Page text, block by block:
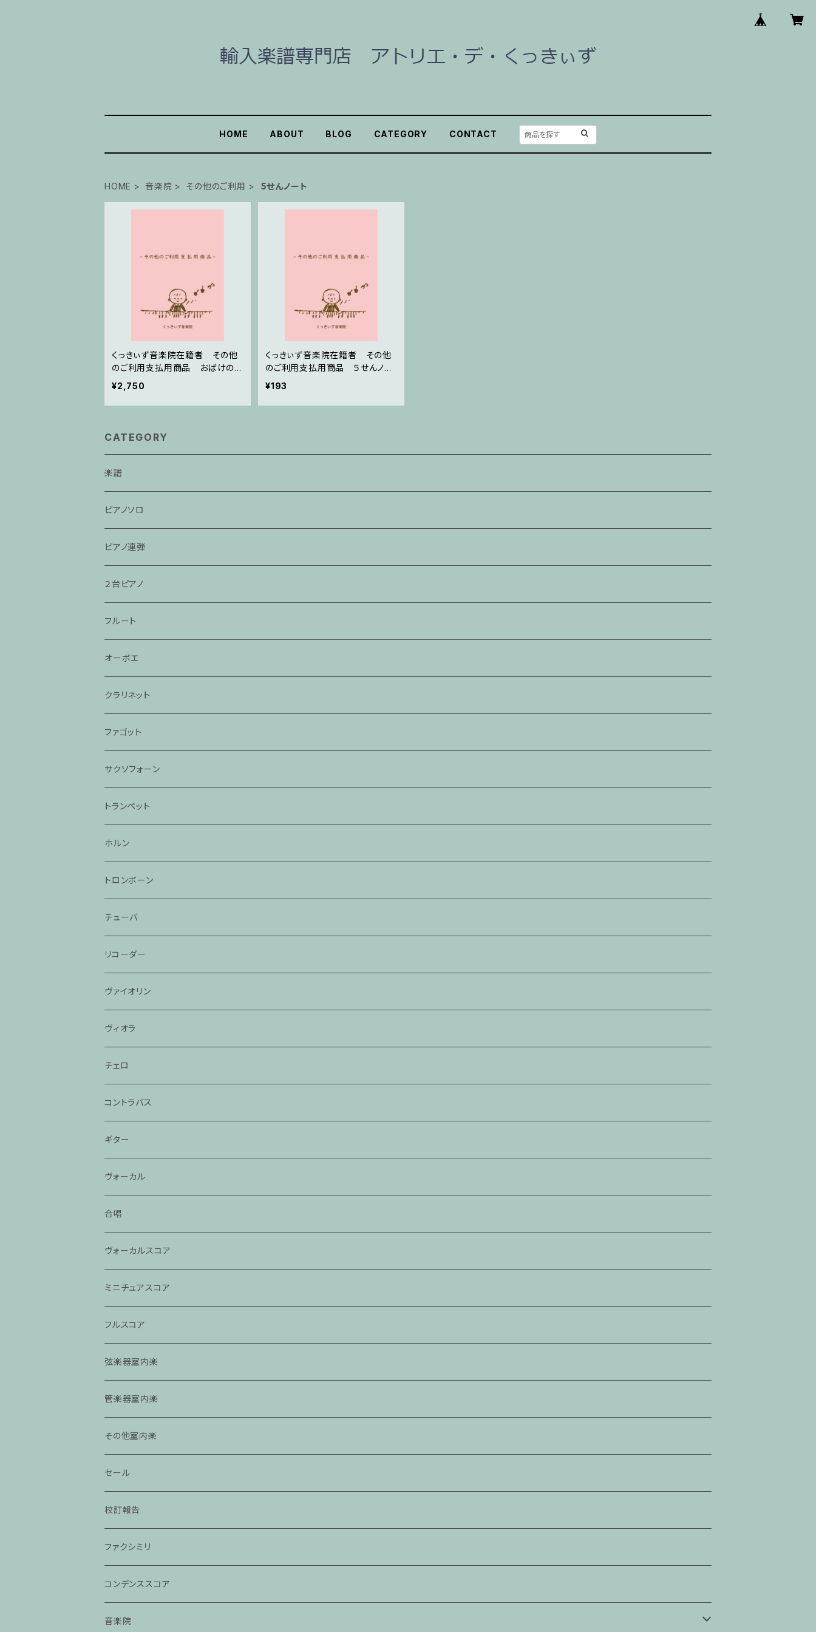
HOME ABOUT BLOG CATEGORY CONTACT
HOME 音楽院 その他のご利用 ５せんノート
くっきぃず音楽院在籍者 その他
のご利用支払用商品 おばけのぼ
うけん２巻
¥2,750
くっきぃず音楽院在籍者 その他
のご利用支払用商品 ５せんノー
ト
¥193
CATEGORY
楽譜
ピアノソロ
ピアノ連弾
２台ピアノ
フルート
オーボエ
クラリネット
ファゴット
サクソフォーン
トランペット
ホルン
トロンボーン
チューバ
リコーダー
ヴァイオリン
ヴィオラ
チェロ
コントラバス
ギター
ヴォーカル
合唱
ヴォーカルスコア
ミニチュアスコア
フルスコア
弦楽器室内楽
管楽器室内楽
その他室内楽
セール
校訂報告
ファクシミリ
コンデンススコア
音楽院